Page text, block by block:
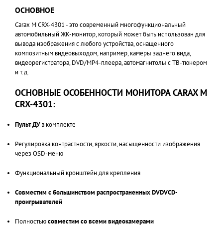
ОСНОВНОЕ
Carax M CRX-4301 - это современный многофункциональный
автомобильный ЖК-монитор, который может быть использован для
вывода изображения с любого устройства, оснащенного
композитным видеовыходом, например, камеры заднего вида,
видеорегистратора, DVD/MP4-плеера, автомагнитолы с ТВ-тюнером
и т.д.
ОСНОВНЫЕ ОСОБЕННОСТИ МОНИТОРА CARAX M
CRX-4301:
Пульт ДУв комплекте
Регулировка контрастности, яркости, насыщенности изображения
через OSD-меню
Функциональный кронштейн для крепления
Совместим с большинством распространенных DVDVCD-
проигрывателей
Полностьюсовместим со всеми видеокамерами